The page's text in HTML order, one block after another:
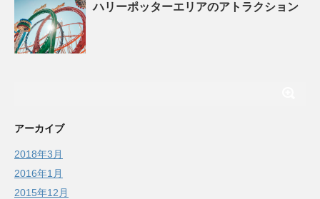
ハリーポッターエリアのアトラクション
アーカイブ
2018年3月
2016年1月
2015年12月